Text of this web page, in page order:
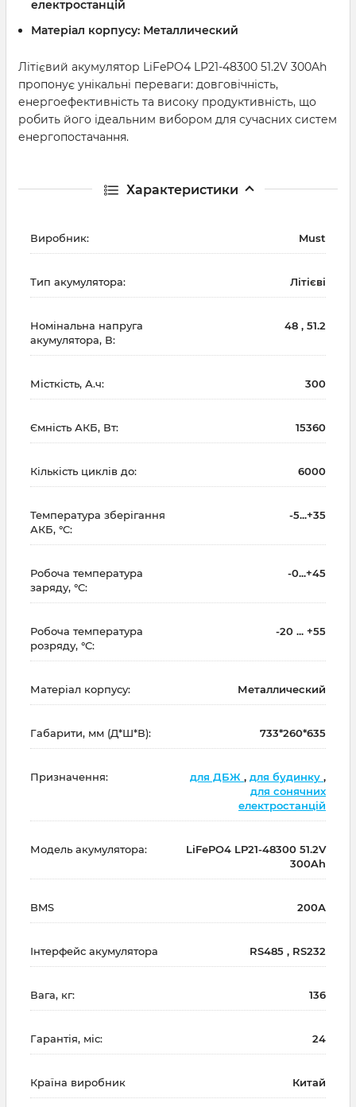
електростанцій
Матеріал корпусу: Металлический
Літієвий акумулятор LiFePO4 LP21-48300 51.2V 300Ah
пропонує унікальні переваги: довговічність,
енергоефективність та високу продуктивність, що
робить його ідеальним вибором для сучасних систем
енергопостачання.
Характеристики
Виробник: Must
Тип акумулятора: Літієві
Номінальна напруга
акумулятора, В:
48 , 51.2
Місткість, А.ч: 300
Ємність АКБ, Вт: 15360
Кількість циклів до: 6000
Температура зберігання
АКБ, °C:
-5...+35
Робоча температура
заряду, °C:
-0...+45
Робоча температура
розряду, °C:
-20 ... +55
Матеріал корпусу: Металлический
Габарити, мм (Д*Ш*В): 733*260*635
Призначення: для ДБЖ , для будинку ,
для сонячних
електростанцій
Модель акумулятора:
LiFePO4 LP21-48300 51.2V
300Ah
BMS 200А
Інтерфейс акумулятора RS485 , RS232
Вага, кг: 136
Гарантія, міс: 24
Країна виробник Китай